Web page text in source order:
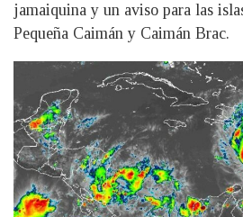
jamaiquina y un aviso para las
Pequeña Caimán y Caimán Brac.